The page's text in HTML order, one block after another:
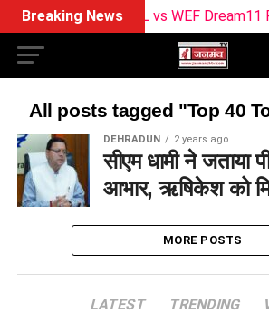
Breaking NewsSUL vs WEF Dream11
All posts tagged "Top 40
DEHRADUN 2 years ago
सीएम धामी ने जताया
आभार, ऋषिकेश को
MORE POSTS
LATEST TRENDING